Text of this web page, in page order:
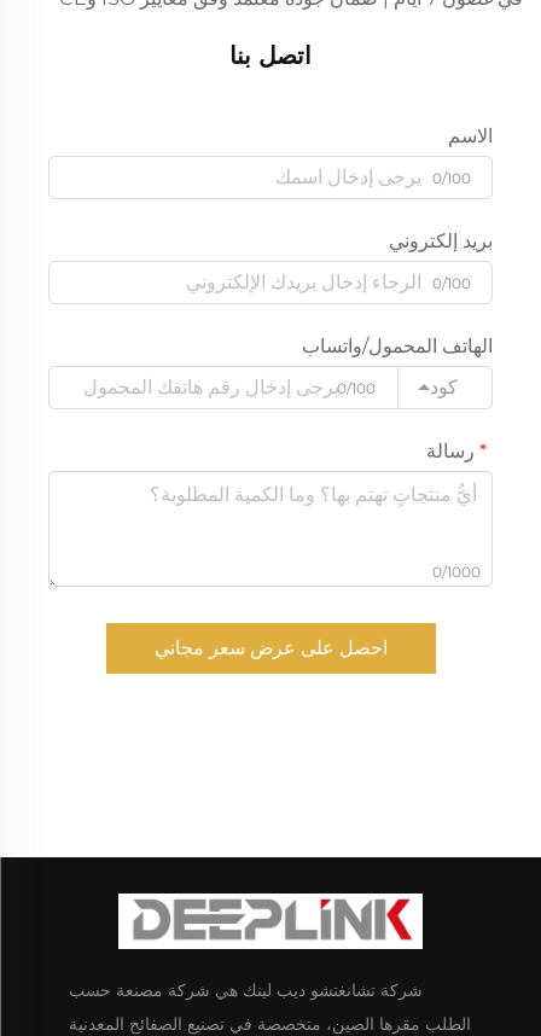
اتصل بنا
الاسم
0/100
بريد إلكتروني
0/100
الهاتف المحمول/واتساب
كود
0/100
رسالة
0/1000
احصل على عرض سعر مجاني
شركة تشانغتشو ديب لينك هي شركة مصنعة حسب
الطلب مقرها الصين، متخصصة في تصنيع الصفائح المعدنية